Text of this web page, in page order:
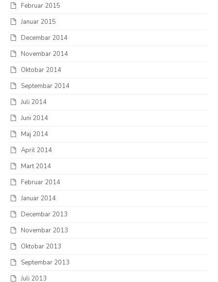
Februar 2015
Januar 2015
Decembar 2014
Novembar 2014
Oktobar 2014
Septembar 2014
Juli 2014
Juni 2014
Maj 2014
April 2014
Mart 2014
Februar 2014
Januar 2014
Decembar 2013
Novembar 2013
Oktobar 2013
Septembar 2013
Juli 2013